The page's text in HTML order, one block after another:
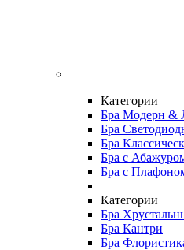
Категории
Бра Модерн &
Бра
Бра
Бра с
Бра с
Категории
Бра
Бра Кантри
Бра